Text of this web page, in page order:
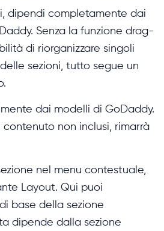
dipendi completamente dai
Senza la funzione drag-
di riorganizzare singoli
sezioni, tutto segue un
dai modelli di GoDaddy.
non inclusi, rimarrà
nel menu contestuale,
Layout. Qui puoi
base della sezione
dipende dalla sezione